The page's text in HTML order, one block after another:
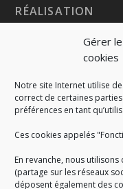
Gérer
cookies
Notre site Internet utilise
correct de certaines
préférences en tant
Ces cookies appelés
En revanche, nous
(partage sur les réseaux
déposent également des
RÉALISATION